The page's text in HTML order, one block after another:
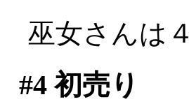
巫女さんは
#4初売り